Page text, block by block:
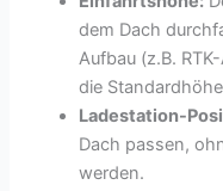
dem Dach
Aufbau (z.B.
die
Ladestation-
Dach passen,
werden.